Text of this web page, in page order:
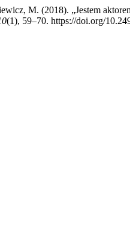
M. (2018). „Jestem
(1), 59–70. https://doi.org/